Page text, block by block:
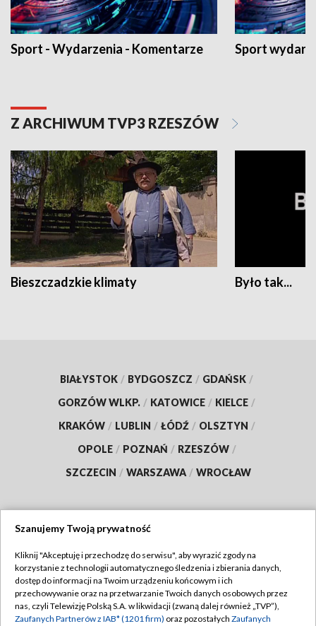
Sport - Wydarzenia - Komentarze Sport
Z ARCHIWUM TVP3 RZESZÓW
Bieszczadzkie klimaty Było tak...
BIAŁYSTOK / BYDGOSZCZ / GDAŃSK /
GORZÓW WLKP. / KATOWICE / KIELCE /
KRAKÓW / LUBLIN / ŁÓDŹ / OLSZTYN /
OPOLE / POZNAŃ / RZESZÓW /
SZCZECIN / WARSZAWA / WROCŁAW
TVP
Abonament TVP
Emisja w TVP
Regulamin TVP
Polityka prywatności
Szanujemy Twoją prywatność
Kliknij "Akceptuję i przechodzę do serwisu", aby wyrazić zgody na
korzystanie z technologii automatycznego śledzenia i zbierania danych,
dostęp do informacji na Twoim urządzeniu końcowym i ich
przechowywanie oraz na przetwarzanie Twoich danych osobowych przez
nas, czyli Telewizję Polską S.A. w likwidacji (zwaną dalej również „TVP”),
Zaufanych Partnerów z IAB* (1201 firm) oraz pozostałych Zaufanych